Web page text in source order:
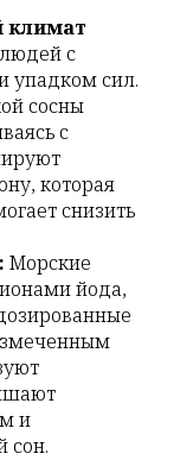
климат
с
упадком сил.
сосны
с
которая
снизить
Морские
йода,
и
сон.